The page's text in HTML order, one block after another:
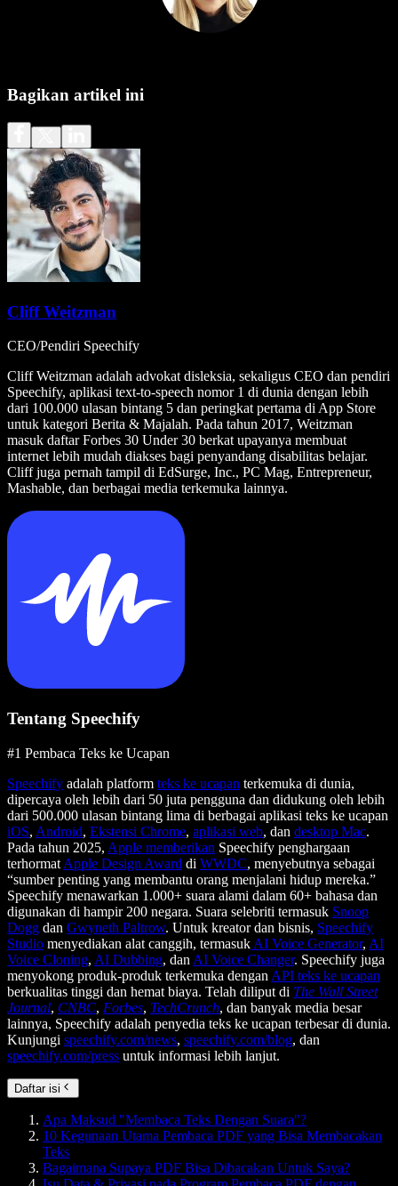
Bagikan artikel ini
Cliff Weitzman
CEO/Pendiri Speechify
Cliff Weitzman adalah advokat disleksia, sekaligus CEO dan pendiri
Speechify, aplikasi text-to-speech nomor 1 di dunia dengan lebih
dari 100.000 ulasan bintang 5 dan peringkat pertama di App Store
untuk kategori Berita & Majalah. Pada tahun 2017, Weitzman
masuk daftar Forbes 30 Under 30 berkat upayanya membuat
internet lebih mudah diakses bagi penyandang disabilitas belajar.
Cliff juga pernah tampil di EdSurge, Inc., PC Mag, Entrepreneur,
Mashable, dan berbagai media terkemuka lainnya.
Tentang Speechify
#1 Pembaca Teks ke Ucapan
Speechify adalah platform teks ke ucapan terkemuka di dunia,
dipercaya oleh lebih dari 50 juta pengguna dan didukung oleh lebih
dari 500.000 ulasan bintang lima di berbagai aplikasi teks ke ucapan
iOS, Android, Ekstensi Chrome, aplikasi web, dan desktop Mac.
Pada tahun 2025, Apple memberikan Speechify penghargaan
terhormat Apple Design Award di WWDC, menyebutnya sebagai
“sumber penting yang membantu orang menjalani hidup mereka.”
Speechify menawarkan 1.000+ suara alami dalam 60+ bahasa dan
digunakan di hampir 200 negara. Suara selebriti termasuk Snoop
Dogg dan Gwyneth Paltrow. Untuk kreator dan bisnis, Speechify
Studio menyediakan alat canggih, termasuk AI Voice Generator, AI
Voice Cloning, AI Dubbing, dan AI Voice Changer. Speechify juga
menyokong produk-produk terkemuka dengan API teks ke ucapan
berkualitas tinggi dan hemat biaya. Telah diliput di The Wall Street
Journal, CNBC, Forbes, TechCrunch, dan banyak media besar
lainnya, Speechify adalah penyedia teks ke ucapan terbesar di dunia.
Kunjungi speechify.com/news, speechify.com/blog, dan
speechify.com/press untuk informasi lebih lanjut.
Daftar isi
Apa Maksud "Membaca Teks Dengan Suara"?
10 Kegunaan Utama Pembaca PDF yang Bisa Membacakan
Teks
Bagaimana Supaya PDF Bisa Dibacakan Untuk Saya?